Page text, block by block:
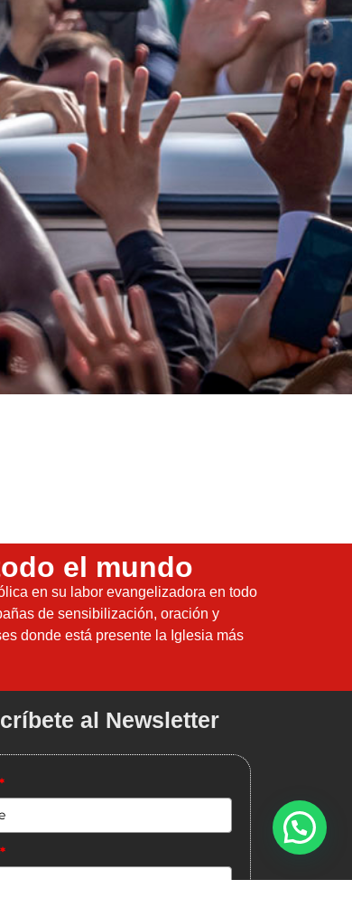
el mundo
en su labor evangelizadora en todo
de sensibilización, oración y
donde está presente la Iglesia más
al Newsletter
*
*